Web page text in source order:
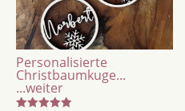
Personalisierte
Christbaumkuge...
...weiter